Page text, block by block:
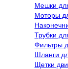
Мешки
Моторы
Трубки
Фильтры
Шланги
Щетки